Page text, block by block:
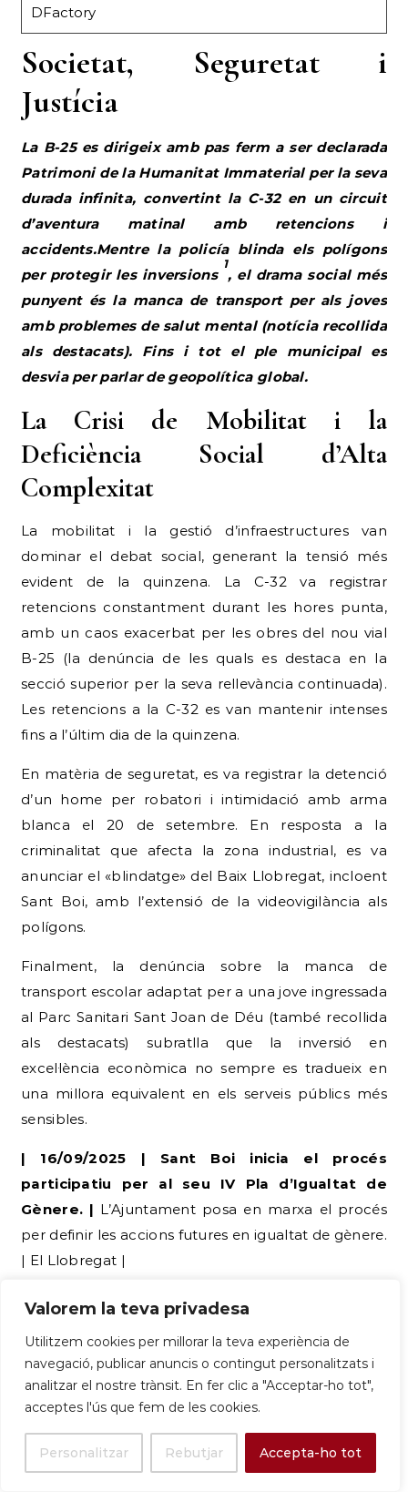
Valorem la teva privadesa
Utilitzem cookies per millorar la teva experiència de
navegació, publicar anuncis o contingut personalitzats i
analitzar el nostre trànsit. En fer clic a "Acceptar-ho tot",
acceptes l'ús que fem de les cookies.
Personalitzar Rebutjar Accepta-ho tot
DFactory
Societat, Seguretat i
Justícia
La B-25 es dirigeix amb pas ferm a ser declarada
Patrimoni de la Humanitat Immaterial per la seva
durada infinita, convertint la C-32 en un circuit
d’aventura matinal amb retencions i
accidents.Mentre la policía blinda els polígons
per protegir les inversions
1
, el drama social més
punyent és la manca de transport per als joves
amb problemes de salut mental (notícia recollida
als destacats). Fins i tot el ple municipal es
desvia per parlar de geopolítica global.
La Crisi de Mobilitat i la
Deficiència Social d’Alta
Complexitat
La mobilitat i la gestió d’infraestructures van
dominar el debat social, generant la tensió més
evident de la quinzena. La C-32 va registrar
retencions constantment durant les hores punta,
amb un caos exacerbat per les obres del nou vial
B-25 (la denúncia de les quals es destaca en la
secció superior per la seva rellevància continuada).
Les retencions a la C-32 es van mantenir intenses
fins a l’últim dia de la quinzena.
En matèria de seguretat, es va registrar la detenció
d’un home per robatori i intimidació amb arma
blanca el 20 de setembre. En resposta a la
criminalitat que afecta la zona industrial, es va
anunciar el «blindatge» del Baix Llobregat, incloent
Sant Boi, amb l’extensió de la videovigilància als
polígons.
Finalment, la denúncia sobre la manca de
transport escolar adaptat per a una jove ingressada
al Parc Sanitari Sant Joan de Déu (també recollida
als destacats) subratlla que la inversió en
excel·lència econòmica no sempre es tradueix en
una millora equivalent en els serveis públics més
sensibles.
| 16/09/2025 | Sant Boi inicia el procés
participatiu per al seu IV Pla d’Igualtat de
Gènere. | L’Ajuntament posa en marxa el procés
per definir les accions futures en igualtat de gènere.
| El Llobregat |
Sant Boi inicia el proceso participativo
para su IV Plan de Igualdad de Género